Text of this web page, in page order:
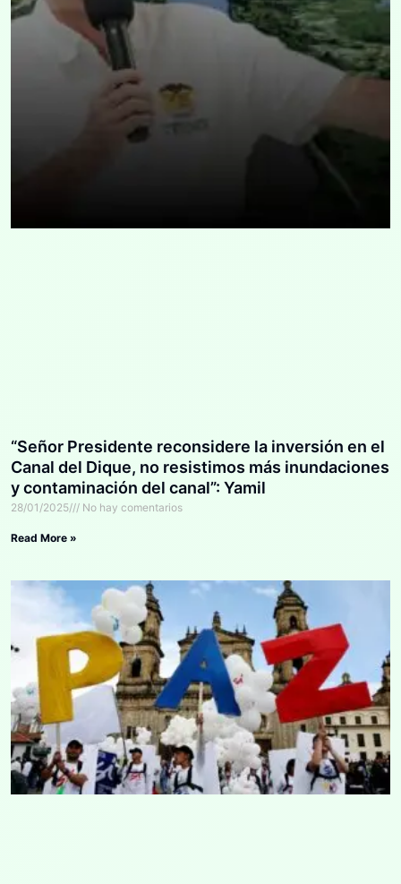
“Señor Presidente reconsidere la inversión en el
Canal del Dique, no resistimos más inundaciones
y contaminación del canal”: Yamil
28/01/2025 No hay comentarios
Read More »